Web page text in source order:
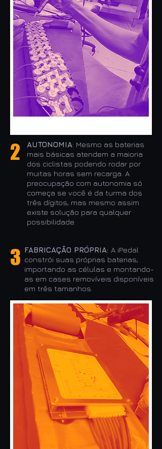
2 AUTONOMIA: Mesmo as baterias
mais básicas atendem a maioria
dos ciclistas podendo rodar por
muitas horas sem recarga. A
preocupação com autonomia só
começa se você é da turma dos
três dígitos, mas mesmo assim
existe solução para qualquer
possibilidade.
3 FABRICAÇÃO PRÓPRIA: A iPedal
constrói suas próprias baterias,
importando as células e montando-
as em cases removíveis disponíveis
em três tamanhos.